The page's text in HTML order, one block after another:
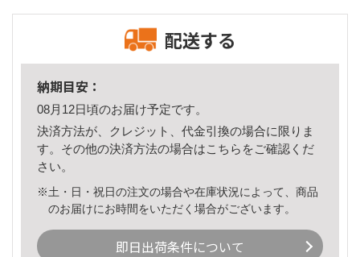
配送する
納期目安：
08月12日頃のお届け予定です。
決済方法が、クレジット、代金引換の場合に限りま
す。その他の決済方法の場合はこちら をご確認くだ
さい。
※土・日・祝日の注文の場合や在庫状況によって、商品
のお届けにお時間をいただく場合がございます。
即日出荷条件について